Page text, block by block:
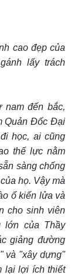
cao đẹp của
lấy trách
nam đến bắc,
Quản Đốc Đại
học, ai cũng
thế lực nằm
sàng chống
họ. Vậy mà
ổ kiến lửa và
cho sinh viên
lớn của Thầy
giảng đường
và "xây dựng"
lại lợi ích thiết